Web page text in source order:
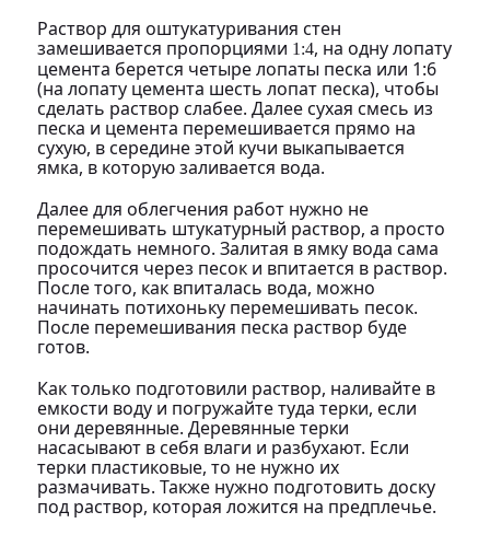
Раствор для оштукатуривания стен
замешивается пропорциями 1:4, на одну лопату
цемента берется четыре лопаты песка или 1:6
(на лопату цемента шесть лопат песка), чтобы
сделать раствор слабее. Далее сухая смесь из
песка и цемента перемешивается прямо на
сухую, в середине этой кучи выкапывается
ямка, в которую заливается вода.
Далее для облегчения работ нужно не
перемешивать штукатурный раствор, а просто
подождать немного. Залитая в ямку вода сама
просочится через песок и впитается в раствор.
После того, как впиталась вода, можно
начинать потихоньку перемешивать песок.
После перемешивания песка раствор буде
готов.
Как только подготовили раствор, наливайте в
емкости воду и погружайте туда терки, если
они деревянные. Деревянные терки
насасывают в себя влаги и разбухают. Если
терки пластиковые, то не нужно их
размачивать. Также нужно подготовить доску
под раствор, которая ложится на предплечье.